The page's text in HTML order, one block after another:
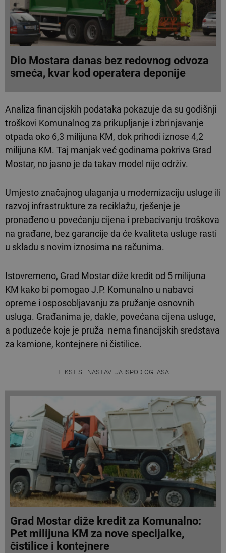
Dio Mostara danas bez redovnog odvoza
smeća, kvar kod operatera deponije
Analiza financijskih podataka pokazuje da su godišnji
troškovi Komunalnog za prikupljanje i zbrinjavanje
otpada oko 6,3 milijuna KM, dok prihodi iznose 4,2
milijuna KM. Taj manjak već godinama pokriva Grad
Mostar, no jasno je da takav model nije održiv.
Umjesto značajnog ulaganja u modernizaciju usluge ili
razvoj infrastrukture za reciklažu, rješenje je
pronađeno u povećanju cijena i prebacivanju troškova
na građane, bez garancije da će kvaliteta usluge rasti
u skladu s novim iznosima na računima.
Istovremeno, Grad Mostar diže kredit od 5 milijuna
KM kako bi pomogao J.P. Komunalno u nabavci
opreme i osposobljavanju za pružanje osnovnih
usluga. Građanima je, dakle, povećana cijena usluge,
a poduzeće koje je pruža nema financijskih sredstava
za kamione, kontejnere ni čistilice.
TEKST SE NASTAVLJA ISPOD OGLASA
Grad Mostar diže kredit za Komunalno:
Pet milijuna KM za nove specijalke,
čistilice i kontejnere